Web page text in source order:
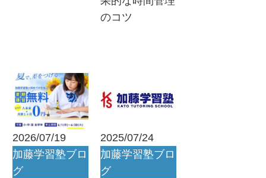
のコツ
2026/07/19
加藤学習塾ブロ
グ
2025/07/24
加藤学習塾ブロ
グ